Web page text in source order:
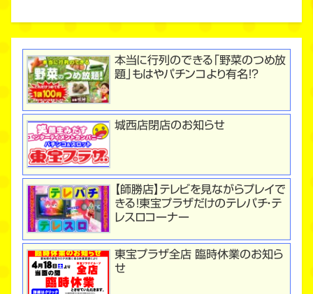
本当に行列のできる「野菜のつめ放
題」もはやパチンコより有名！？
城西店閉店のお知らせ
【師勝店】テレビを見ながらプレイで
きる！東宝プラザだけのテレパチ・テ
レスロコーナー
東宝プラザ全店 臨時休業のお知ら
せ